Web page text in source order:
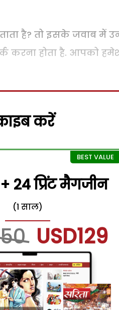
है? तो इसके जवाब में
करना होता है. आपको
करें
24 प्रिंट मैगजीन
(1 साल)
USD129